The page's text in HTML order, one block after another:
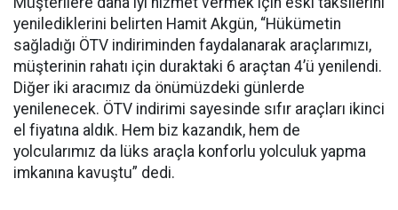
yenilediklerini belirten Hamit Akgün, “Hükümetin
sağladığı ÖTV indiriminden faydalanarak araçlarımızı,
müşterinin rahatı için duraktaki 6 araçtan 4’ü yenilendi.
Diğer iki aracımız da önümüzdeki günlerde
yenilenecek. ÖTV indirimi sayesinde sıfır araçları ikinci
el fiyatına aldık. Hem biz kazandık, hem de
yolcularımız da lüks araçla konforlu yolculuk yapma
imkanına kavuştu” dedi.